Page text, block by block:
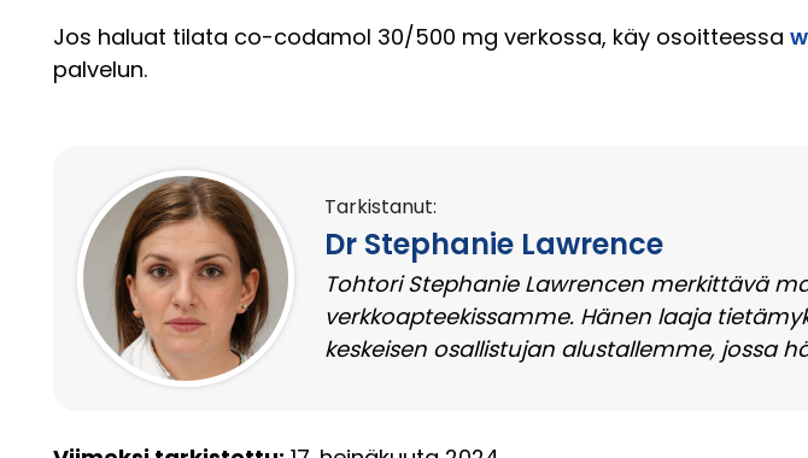
Jos haluat tilata co-codamol 30/500 mg verkossa, käy osoitteessa
palvelun.
Tarkistanut:
Dr Stephanie Lawrence
Tohtori Stephanie Lawrencen merkittävä
verkkoapteekissamme. Hänen laaja
keskeisen osallistujan alustallemme, jossa